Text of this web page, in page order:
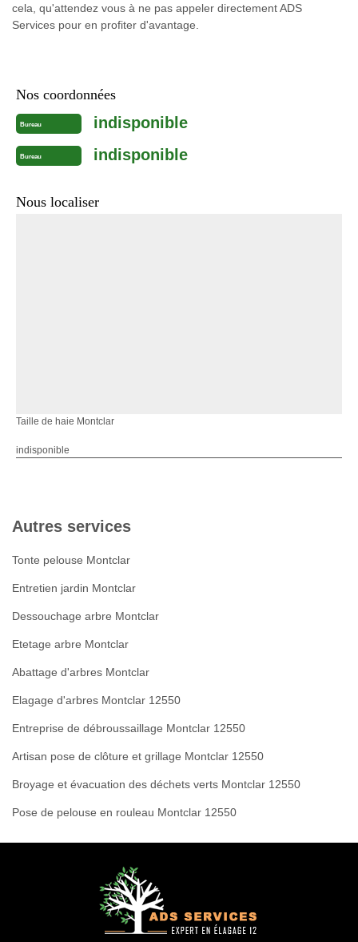
cela, qu'attendez vous à ne pas appeler directement ADS
Services pour en profiter d'avantage.
Nos coordonnées
Bureau indisponible
Bureau indisponible
Nous localiser
Taille de haie Montclar
indisponible
Autres services
Tonte pelouse Montclar
Entretien jardin Montclar
Dessouchage arbre Montclar
Etetage arbre Montclar
Abattage d'arbres Montclar
Elagage d'arbres Montclar 12550
Entreprise de débroussaillage Montclar 12550
Artisan pose de clôture et grillage Montclar 12550
Broyage et évacuation des déchets verts Montclar 12550
Pose de pelouse en rouleau Montclar 12550